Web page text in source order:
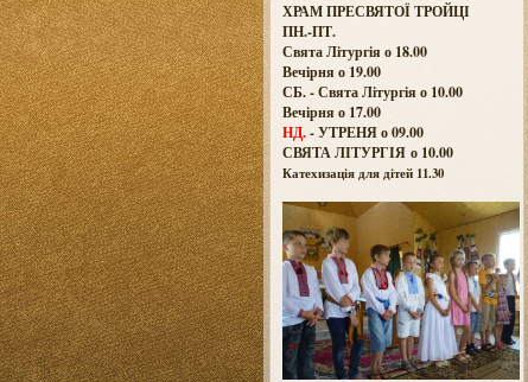
ХРАМ ПРЕСВЯТОЇ ТРОЙЦІ
ПН.-ПТ.
Свята Літургія о 18.00
Вечірня о 19.00
СБ. - Свята Літургія о 10.00
Вечірня о 17.00
НД.- УТРЕНЯ о 09.00
СВЯТА ЛІТУРГІЯ о 10.00
Катехизація для дітей 11.30